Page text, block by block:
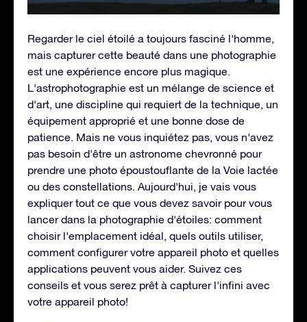
Regarder le ciel étoilé a toujours fasciné l'homme,
mais capturer cette beauté dans une photographie
est une expérience encore plus magique.
L'astrophotographie est un mélange de science et
d'art, une discipline qui requiert de la technique, un
équipement approprié et une bonne dose de
patience. Mais ne vous inquiétez pas, vous n'avez
pas besoin d'être un astronome chevronné pour
prendre une photo époustouflante de la Voie lactée
ou des constellations. Aujourd'hui, je vais vous
expliquer tout ce que vous devez savoir pour vous
lancer dans la photographie d'étoiles: comment
choisir l'emplacement idéal, quels outils utiliser,
comment configurer votre appareil photo et quelles
applications peuvent vous aider. Suivez ces
conseils et vous serez prêt à capturer l'infini avec
votre appareil photo!